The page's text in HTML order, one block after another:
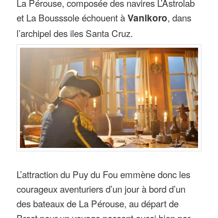
La Pérouse, composée des navires L’Astrolab
et La Bousssole échouent àVanikoro, dans
l’archipel des iles Santa Cruz.
L’attraction du Puy du Fou emmène donc les
courageux aventuriers d’un jour à bord d’un
des bateaux de La Pérouse, au départ de